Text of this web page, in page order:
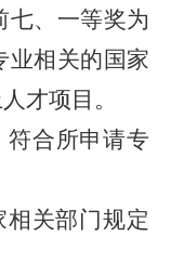
七、 一等奖为
业相关的国家
才项目。
符合所申请专
关部门规定